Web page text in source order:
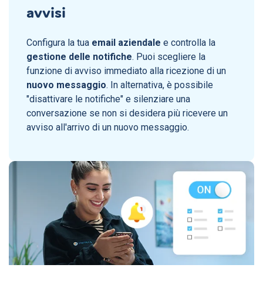
avvisi
Configura la tua email aziendale e controlla la
gestione delle notifiche. Puoi scegliere la
funzione di avviso immediato alla ricezione di un
nuovo messaggio. In alternativa, è possibile
"disattivare le notifiche" e silenziare una
conversazione se non si desidera più ricevere un
avviso all'arrivo di un nuovo messaggio.